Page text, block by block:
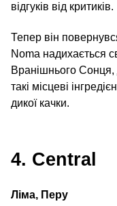
відгуків від критиків.
Тепер він
Noma надихається
Вранішнього Сонця,
такі місцеві
дикої качки.
4. Central
Ліма, Перу